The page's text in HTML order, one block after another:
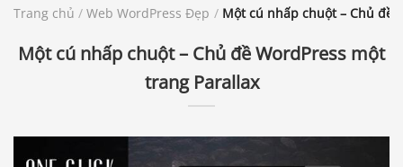
Trang chủ / Web WordPress Đẹp / Một cú nhấp chuột – Chủ đề
Một cú nhấp chuột – Chủ đề WordPress một
trang Parallax